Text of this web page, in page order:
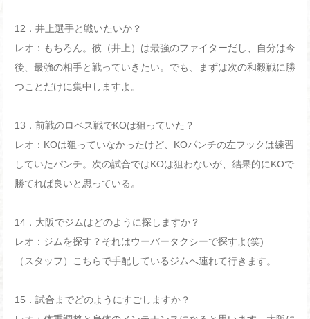
12 ．井上選手と戦いたいか？
レオ：もちろん。彼（井上）は最強のファイターだし、自分は今
後、最強の相手と戦っていきたい。でも、まずは次の和毅戦に勝
つことだけに集中しますよ。
13 ．前戦のロペス戦でKOは狙っていた？
レオ： KOは狙っていなかったけど、 KOパンチの左フックは練習
していたパンチ。次の試合ではKOは狙わないが、結果的にKOで
勝てれば良いと思っている。
14 ．大阪でジムはどのように探しますか？
レオ：ジムを探す？それはウーバータクシーで探すよ (笑)
（スタッフ）こちらで手配しているジムへ連れて行きます。
15 ．試合までどのようにすごしますか？